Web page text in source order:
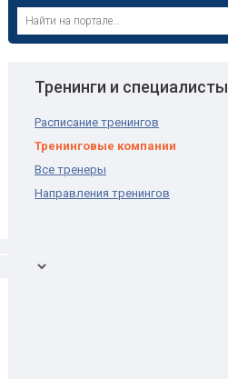
Тренинги и специалисты
Расписание тренингов
Тренинговые компании
Все тренеры
Направления тренингов